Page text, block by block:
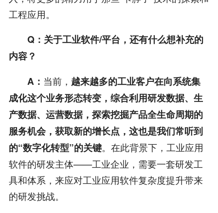
工程应用。
Q：关于工业软件/平台，还有什么想补充的
内容？
A： 当前， 越来越多的工业客户在向系统集
成化这个业务形态转变，综合利用研发数据、生
产数据、运营数据，探索挖掘产品全生命周期的
服务机会，获取新的增长点，这也是我们常听到
的“数字化转型”的关键。在此背景下，工业应用
软件的研发主体——工业企业，需要一套研发工
具和体系，来应对工业应用软件复杂度提升带来
的研发挑战。